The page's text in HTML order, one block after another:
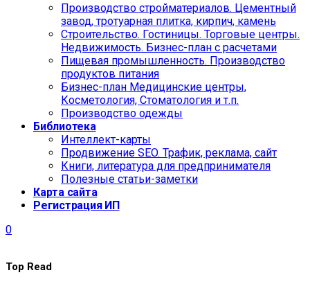
Производство стройматериалов. Цементный
завод, тротуарная плитка, кирпич, камень
Строительство. Гостиницы. Торговые центры.
Недвижимость. Бизнес-план с расчетами
Пищевая промышленность. Производство
продуктов питания
Бизнес-план Медицинские центры,
Косметология, Стоматология и т.п.
Производство одежды
Библиотека
Интеллект-карты
Продвижение SEO. Трафик, реклама, сайт
Книги, литература для предпринимателя
Полезные статьи-заметки
Карта сайта
Регистрация ИП
0
Top Read